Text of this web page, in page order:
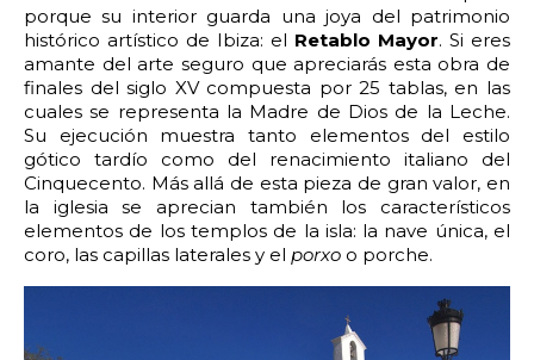
porque su interior guarda una joya del patrimonio
histórico artístico de Ibiza: el Retablo Mayor. Si eres
amante del arte seguro que apreciarás esta obra de
finales del siglo XV compuesta por 25 tablas, en las
cuales se representa la Madre de Dios de la Leche.
Su ejecución muestra tanto elementos del estilo
gótico tardío como del renacimiento italiano del
Cinquecento. Más allá de esta pieza de gran valor, en
la iglesia se aprecian también los característicos
elementos de los templos de la isla: la nave única, el
coro, las capillas laterales y el porxo o porche.
8:00 8:30 9:00 9:30
10:00 10:30 11:00 11:30
12:00 12:30 13:00 13:30
14:00 14:30 15:00 15:30
16:00 16:30 17:00 17:30